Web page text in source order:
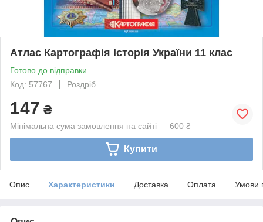
Атлас Картографія Історія України 11 клас
Готово до відправки
Код: 57767
Роздріб
147 ₴
Мінімальна сума замовлення на сайті — 600 ₴
Купити
Опис Характеристики Доставка Оплата Умови